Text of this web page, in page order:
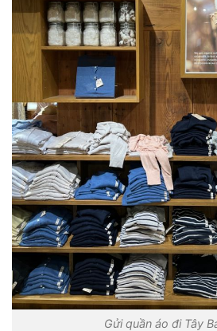
Gửi quần áo đi Tây